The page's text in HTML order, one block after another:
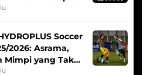
Soccer
2026: Asrama,
Mimpi yang Tak